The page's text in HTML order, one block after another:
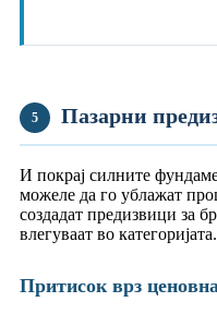
5 Пазарни
И покрај силните
можеле да го ублажат
создадат предизвици за
влегуваат во категоријата.
Притисок врз